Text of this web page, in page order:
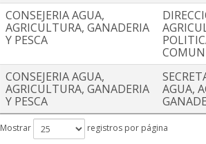
CONSEJERIA AGUA,
AGRICULTURA, GANADERIA
Y PESCA
COMUN
CONSEJERIA AGUA,
AGRICULTURA, GANADERIA
Y PESCA
AGUA,
Mostrar registros por página